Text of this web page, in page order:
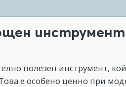
инструмент
полезен инструмент,
е особено ценно при